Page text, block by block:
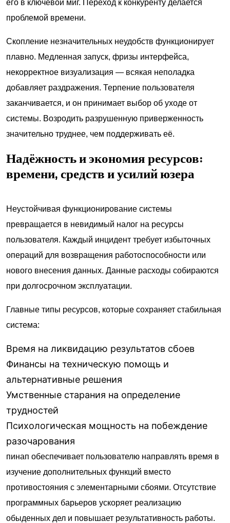
его в ключевой миг. Переход к конкуренту делается
проблемой времени.
Скопление незначительных неудобств функционирует
плавно. Медленная запуск, фризы интерфейса,
некорректное визуализация — всякая неполадка
добавляет раздражения. Терпение пользователя
заканчивается, и он принимает выбор об уходе от
системы. Возродить разрушенную приверженность
значительно труднее, чем поддерживать её.
Надёжность и экономия ресурсов:
времени, средств и усилий юзера
Неустойчивая функционирование системы
превращается в невидимый налог на ресурсы
пользователя. Каждый инцидент требует избыточных
операций для возвращения работоспособности или
нового внесения данных. Данные расходы собираются
при долгосрочном эксплуатации.
Главные типы ресурсов, которые сохраняет стабильная
система:
Время на ликвидацию результатов сбоев
Финансы на техническую помощь и
альтернативные решения
Умственные старания на определение
трудностей
Психологическая мощность на побеждение
разочарования
пинап обеспечивает пользователю направлять время в
изучение дополнительных функций вместо
противостояния с элементарными сбоями. Отсутствие
программных барьеров ускоряет реализацию
обыденных дел и повышает результативность работы.